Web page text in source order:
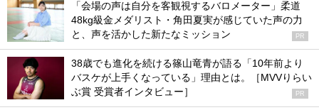
「会場の声は自分を客観視するバロメーター」柔道
48kg級金メダリスト・角田夏実が感じていた声の力
と、声を活かした新たなミッション
PR
38歳でも進化を続ける篠山竜青が語る「10年前より
バスケが上手くなっている」理由とは。［MVVりらい
ぶ賞 受賞者インタビュー］
PR